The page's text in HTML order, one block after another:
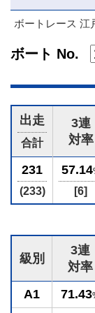
ボートレース 江
ボート No.
出走
合計
3連
対率
231
(233)
57.14
[6]
級別
3連
対率
A1 71.43